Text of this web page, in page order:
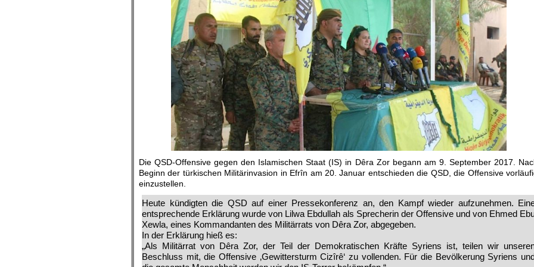
Die QSD-Offensive gegen den Islamischen Staat (IS) in Dêra Zor begann am 9. September 2017.
Beginn der türkischen Militärinvasion in Efrîn am 20. Januar entschieden die QSD, die Offensive
einzustellen.
Heute kündigten die QSD auf einer Pressekonferenz an, den Kampf wieder aufzunehmen.
entsprechende Erklärung wurde von Lilwa Ebdullah als Sprecherin der Offensive und von Ehmed
Xewla, eines Kommandanten des Militärrats von Dêra Zor, abgegeben.
In der Erklärung hieß es:
„Als Militärrat von Dêra Zor, der Teil der Demokratischen Kräfte Syriens ist, teilen wir
Beschluss mit, die Offensive ‚Gewittersturm Cizîrê‘ zu vollenden. Für die Bevölkerung Syriens